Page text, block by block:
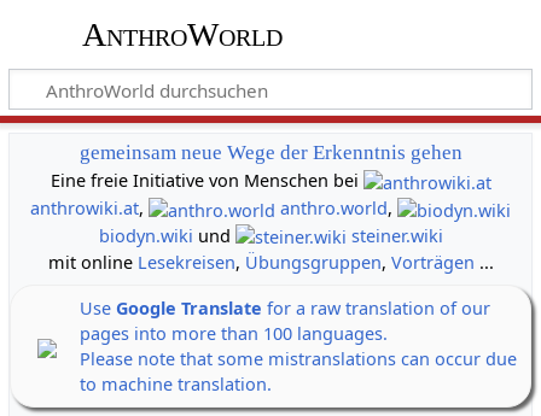
AnthroWorld
gemeinsam neue Wege der Erkenntnis gehen
Eine freie Initiative von Menschen bei
anthrowiki.at, anthro.world,
biodyn.wiki und
steiner.wiki
mit online Lesekreisen, Übungsgruppen, Vorträgen ...
Use Google Translate for a raw translation of our
pages into more than 100 languages.
Please note that some mistranslations can occur due
to machine translation.